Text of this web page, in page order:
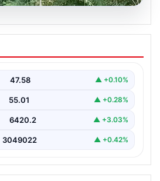
adam paniği.
atladı, döve döve
Çıplak Adamın Panik Yaratan
47.58 ▲ +0.10%
55.01 ▲ +0.28%
6420.2 ▲ +3.03%
3049022 ▲ +0.42%